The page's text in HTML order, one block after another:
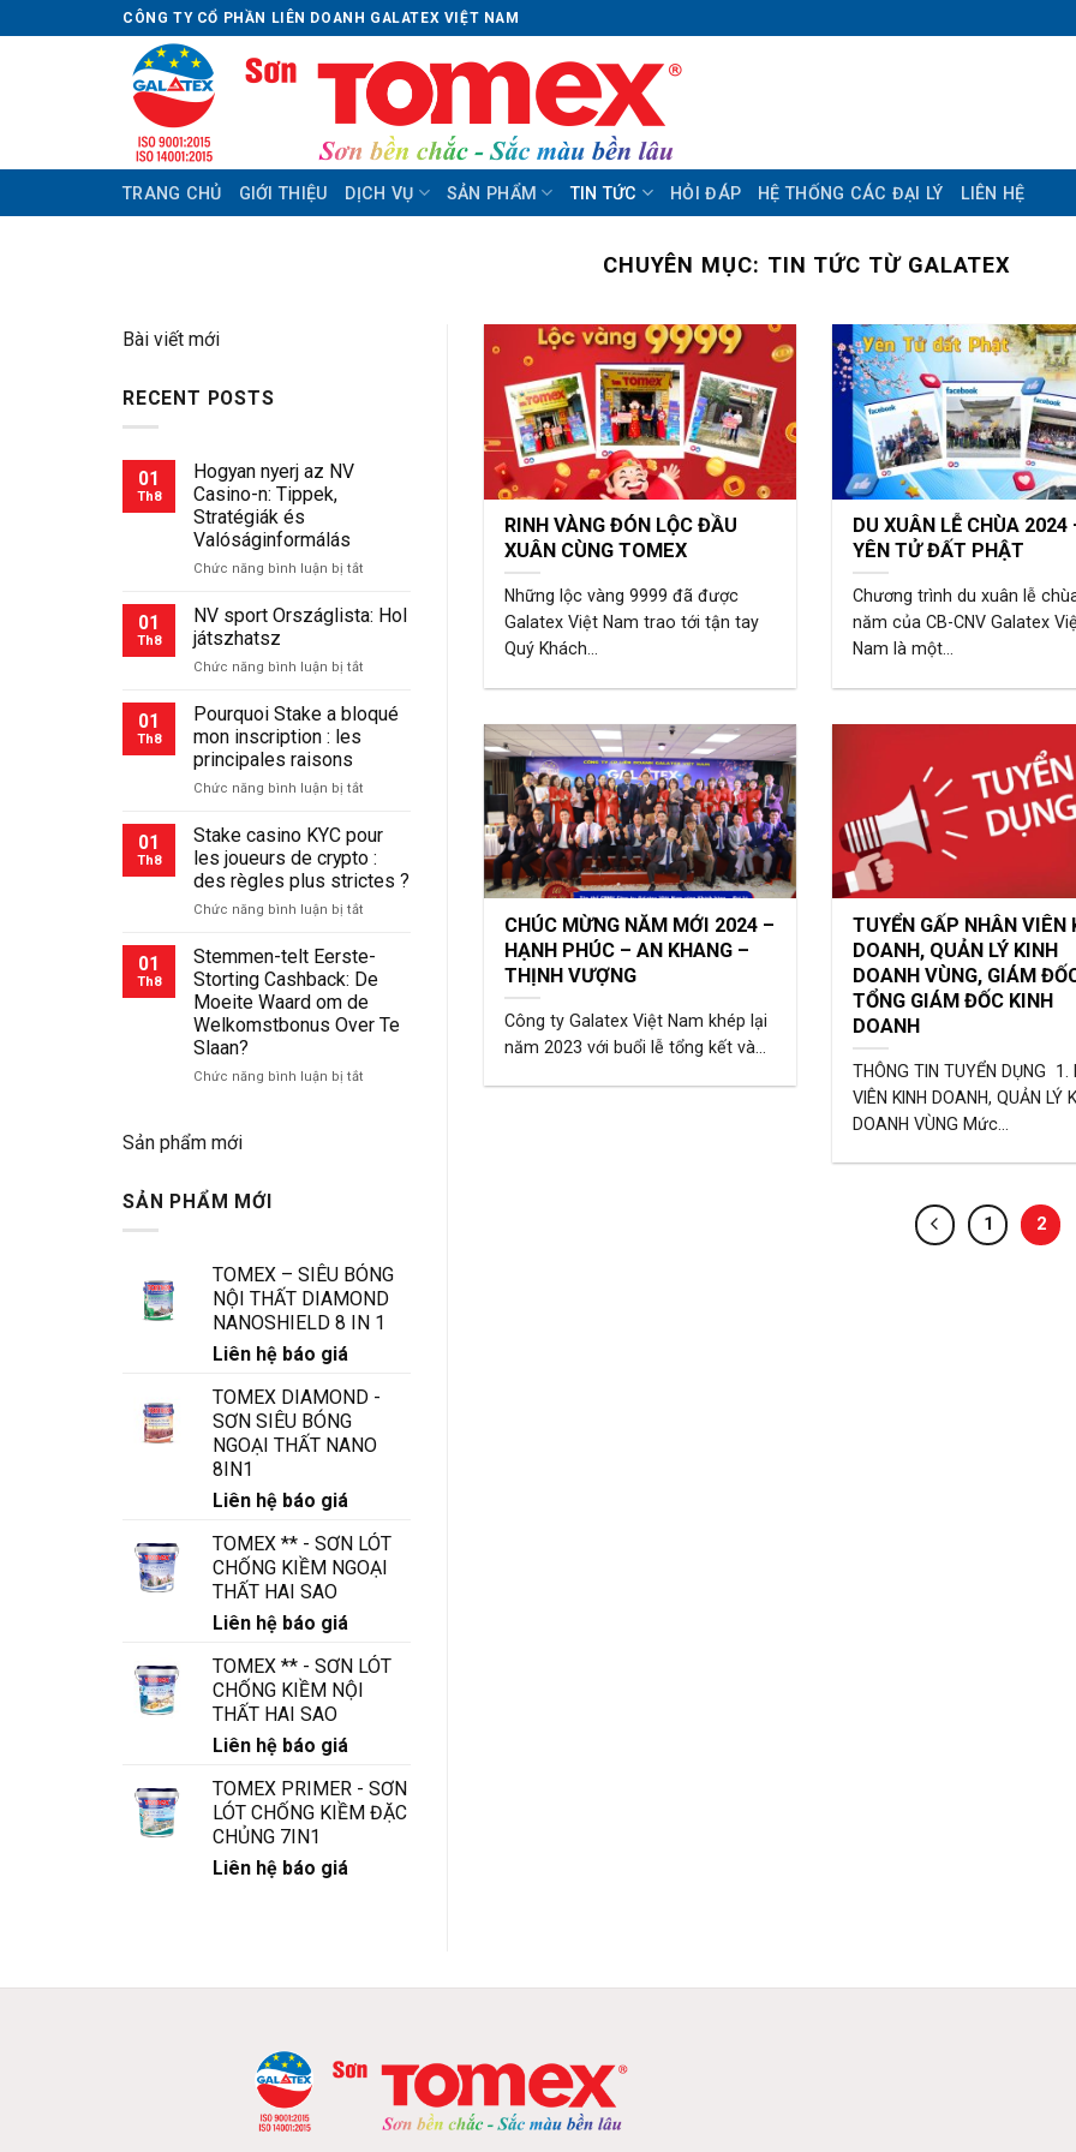
to
CÔNG TY CỔ PHẦN LIÊN DOANH GALATEX VIỆT NAM
TRANG CHỦ GIỚI THIỆU DỊCH VỤ SẢN PHẨM TIN TỨC HỎI ĐÁP HỆ THỐNG CÁC ĐẠI LÝ LIÊN HỆ
CHUYÊN MỤC: TIN TỨC TỪ GALATEX
Bài viết mới
RECENT POSTS
01
Th8
Hogyan nyerj az NV
Casino-n: Tippek,
Stratégiák és
Valóságinformálás
Chức năng bình luận bị tắt
nyerj
Tippek,
01
Th8
NV sport Országlista: Hol
játszhatsz
Chức năng bình luận bị tắt
sport
Országlista:
01
Th8
Pourquoi Stake a bloqué
mon inscription : les
principales raisons
Chức năng bình luận bị tắt
Stake
bloqué
mon
les
principales
01
Th8
Stake casino KYC pour
les joueurs de crypto :
des règles plus strictes ?
Chức năng bình luận bị tắt
casino
KYC
pour
les
joueurs
01
Th8
Stemmen-telt Eerste-
Storting Cashback: De
Moeite Waard om de
Welkomstbonus Over Te
Slaan?
Chức năng bình luận bị tắt
de
Welkomstbonus
Over
Sản phẩm mới
SẢN PHẨM MỚI
TOMEX – SIÊU BÓNG
NỘI THẤT DIAMOND
NANOSHIELD 8 IN 1
Liên hệ báo giá
TOMEX DIAMOND -
SƠN SIÊU BÓNG
NGOẠI THẤT NANO
8IN1
Liên hệ báo giá
TOMEX ** - SƠN LÓT
CHỐNG KIỀM NGOẠI
THẤT HAI SAO
Liên hệ báo giá
TOMEX ** - SƠN LÓT
CHỐNG KIỀM NỘI
THẤT HAI SAO
Liên hệ báo giá
TOMEX PRIMER - SƠN
LÓT CHỐNG KIỀM ĐẶC
CHỦNG 7IN1
Liên hệ báo giá
RINH VÀNG ĐÓN LỘC ĐẦU
XUÂN CÙNG TOMEX
Những lộc vàng 9999 đã được
Galatex Việt Nam trao tới tận tay
Quý Khách...
DU XUÂN LỄ CHÙA 2024
YÊN TỬ ĐẤT PHẬT
Chương trình du xuân lễ
năm của CB-CNV Galatex
Nam là một...
CHÚC MỪNG NĂM MỚI 2024 –
HẠNH PHÚC – AN KHANG –
THỊNH VƯỢNG
Công ty Galatex Việt Nam khép lại
năm 2023 với buổi lễ tổng kết và...
TUYỂN GẤP NHÂN VIÊN
DOANH, QUẢN LÝ KINH
DOANH VÙNG, GIÁM
TỔNG GIÁM ĐỐC KINH
DOANH
THÔNG TIN TUYỂN DỤNG 1.
VIÊN KINH DOANH, QUẢN LÝ
DOANH VÙNG Mức...
1 2